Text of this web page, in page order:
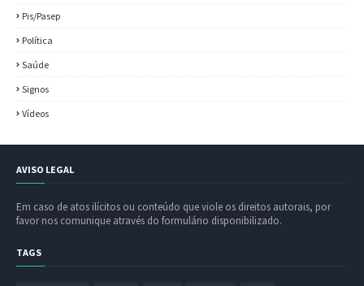
Pis/Pasep
Política
Saúde
Signos
Vídeos
AVISO LEGAL
Em caso de atos ilícitos ou conteúdo que viole os direitos autorais, por
favor nos comunique através do formulário disponibilizado.
TAGS